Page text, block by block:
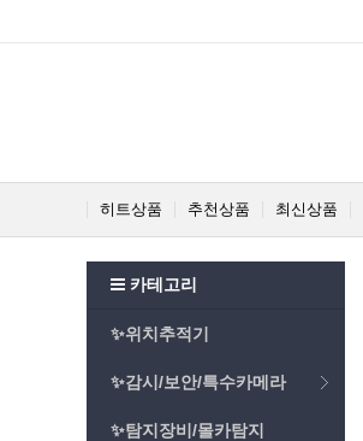
히트상품 추천상품 최신상품
카테고리
✨위치추적기
✨감시/보안/특수카메라
✨탐지장비/몰카탐지